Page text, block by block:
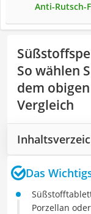
Anti-Rutsch-
So wählen
dem
Vergleich
Das
Porzellan